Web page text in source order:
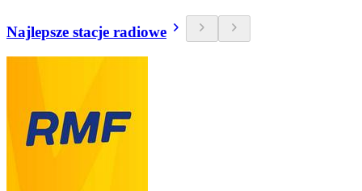
Najlepsze stacje radiowe